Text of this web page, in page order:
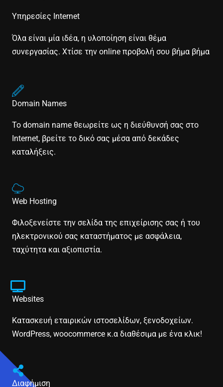
Υπηρεσίες Internet
Όλα είναι μία ιδέα, η υλοποίηση είναι θέμα
συνεργασίας. Χτίσε την online προβολή σου βήμα βήμα
Domain Names
Το domain name θεωρείτε ως η διεύθυνσή σας στο
Internet, βρείτε το δικό σας μέσα από δεκάδες
καταλήξεις.
Web Hosting
Φιλοξενείστε την σελίδα της επιχείρισης σας ή του
ηλεκτρονικού σας καταστήματος με ασφάλεια,
ταχύτητα και αξιοπιστία.
Websites
Κατασκευή εταιρικών ιστοσελίδων, ξενοδοχείων.
WordPress, woocommerce κ.α διαθέσιμα με ένα κλικ!
Διαφήμιση